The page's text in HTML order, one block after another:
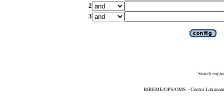
2
3
Search
BIREME/OPS/OMS - Centro